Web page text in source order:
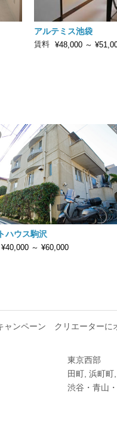
アルテミス池袋
賃料 ¥48,000 ～
ハウス駒沢
¥40,000 ～ ¥60,000
ャンペーン クリエーターに
東京西部
田町, 浜町町
渋谷・青山